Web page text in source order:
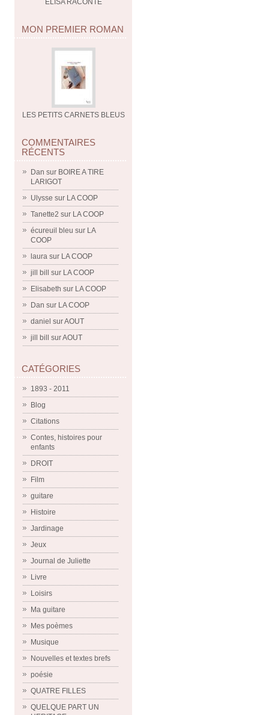
ELISA RACONTE
MON PREMIER ROMAN
LES PETITS CARNETS BLEUS
COMMENTAIRES
RÉCENTS
Dan sur BOIRE A TIRE
LARIGOT
Ulysse sur LA COOP
Tanette2 sur LA COOP
écureuil bleu sur LA
COOP
laura sur LA COOP
jill bill
sur LA COOP
Elisabeth sur LA COOP
Dan sur LA COOP
daniel surAOUT
jill bill
surAOUT
CATÉGORIES
1893 - 2011
Blog
Citations
Contes, histoires pour
enfants
DROIT
Film
guitare
Histoire
Jardinage
Jeux
Journal de Juliette
Livre
Loisirs
Ma guitare
Mes poèmes
Musique
Nouvelles et textes brefs
poésie
QUATRE FILLES
QUELQUE PART UN